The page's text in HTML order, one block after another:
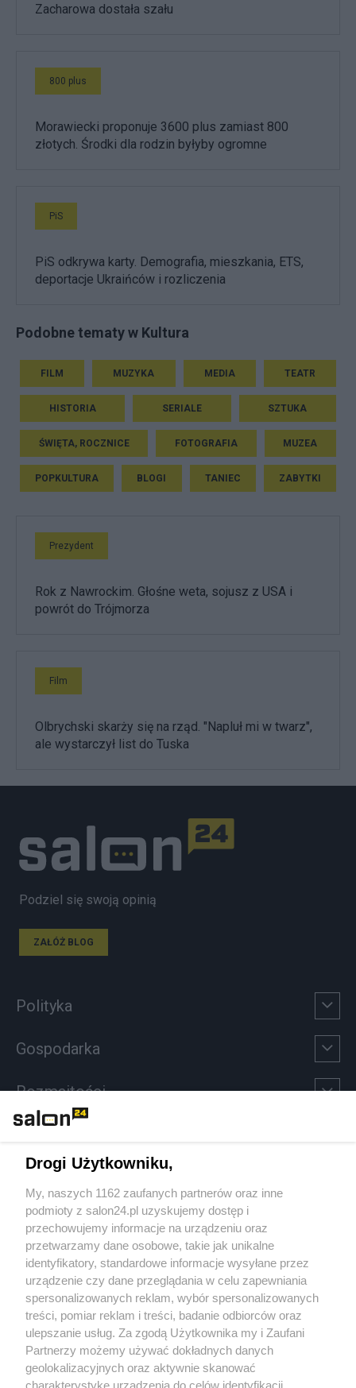
Zacharowa dostała szału
800 plus
Morawiecki proponuje 3600 plus zamiast 800
złotych. Środki dla rodzin byłyby ogromne
PiS
PiS odkrywa karty. Demografia, mieszkania, ETS,
deportacje Ukraińców i rozliczenia
Podobne tematy w Kultura
FILM MUZYKA MEDIA TEATR
HISTORIA SERIALE SZTUKA
ŚWIĘTA, ROCZNICE FOTOGRAFIA MUZEA
POPKULTURA BLOGI TANIEC ZABYTKI
Prezydent
Rok z Nawrockim. Głośne weta, sojusz z USA i
powrót do Trójmorza
Film
Olbrychski skarży się na rząd. "Napluł mi w twarz",
ale wystarczył list do Tuska
Podziel się swoją opinią
ZAŁÓŻ BLOG
Polityka
Gospodarka
Rozmaitości
Sport
Społeczeństwo
Kultura
X Facebook Instagram Youtube
Drogi Użytkowniku,
My, naszych 1162 zaufanych partnerów oraz inne
podmioty z salon24.pl uzyskujemy dostęp i
przechowujemy informacje na urządzeniu oraz
przetwarzamy dane osobowe, takie jak unikalne
identyfikatory, standardowe informacje wysyłane przez
urządzenie czy dane przeglądania w celu zapewniania
spersonalizowanych reklam, wybór spersonalizowanych
treści, pomiar reklam i treści, badanie odbiorców oraz
ulepszanie usług. Za zgodą Użytkownika my i Zaufani
Partnerzy możemy używać dokładnych danych
geolokalizacyjnych oraz aktywnie skanować
charakterystykę urządzenia do celów identyfikacji.